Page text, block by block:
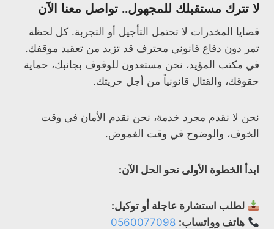
لا تترك مستقبلك للمجهول.. تواصل معنا الآن
قضايا المخدرات لا تحتمل التأجيل أو التجربة. كل لحظة
تمر دون دفاع قانوني محترف قد تزيد من تعقيد موقفك.
في مكتب المؤيد، نحن مستعدون للوقوف بجانبك، حماية
حقوقك، والقتال قانونياً من أجل حريتك.
نحن لا نقدم مجرد خدمة، نحن نقدم الأمان في وقت
الخوف، والوضوح في وقت الغموض.
ابدأ الخطوة الأولى نحو الحل الآن:
لطلب استشارة عاجلة أو توكيل:
هاتف وواتساب: 0560077098